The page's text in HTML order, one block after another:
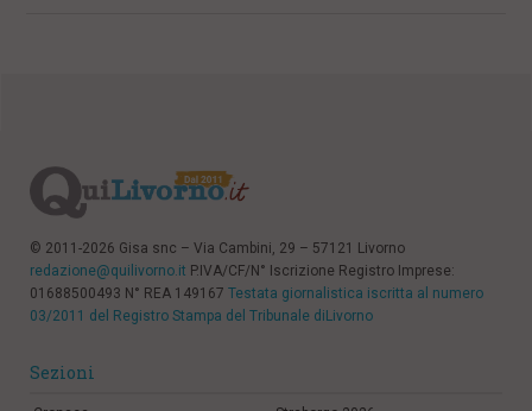
© 2011-2026 Gisa snc – Via Cambini, 29 – 57121 Livorno
redazione@quilivorno.it P.IVA/CF/N° Iscrizione Registro Imprese:
01688500493 N° REA 149167 Testata giornalistica iscritta al numero
03/2011 del Registro Stampa del Tribunale diLivorno
Sezioni